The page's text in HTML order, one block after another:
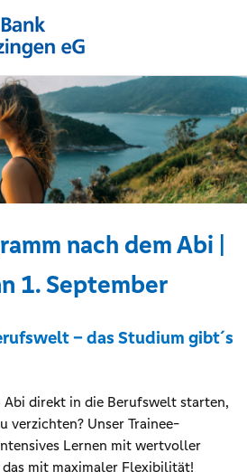
nach dem Abi |
1. September
– das Studium gibt´s
Abi direkt in die Berufswelt starten,
verzichten? Unser Trainee-
Lernen mit wertvoller
mit maximaler Flexibilität!